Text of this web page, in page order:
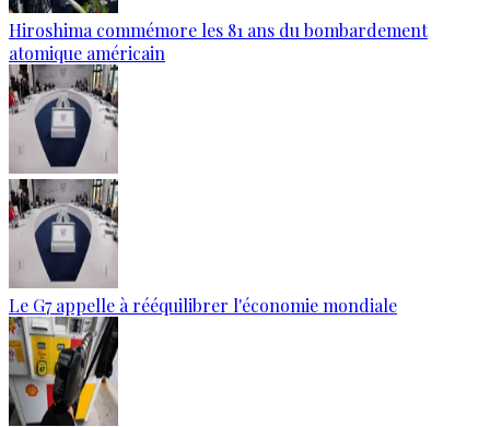
Hiroshima commémore les 81 ans du bombardement
atomique américain
Le G7 appelle à rééquilibrer l'économie mondiale